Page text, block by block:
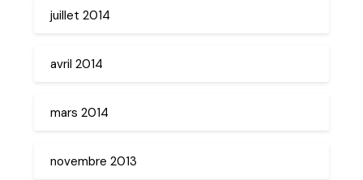
juillet 2014
avril 2014
mars 2014
novembre 2013